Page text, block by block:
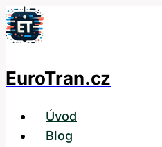
Přeskočit
na
EuroTran.cz
Úvod
Blog